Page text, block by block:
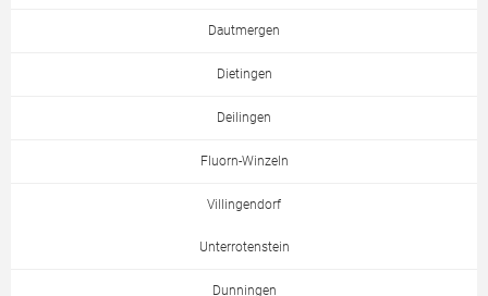
Dautmergen
Dietingen
Deilingen
Fluorn-Winzeln
Villingendorf
Unterrotenstein
Dunningen